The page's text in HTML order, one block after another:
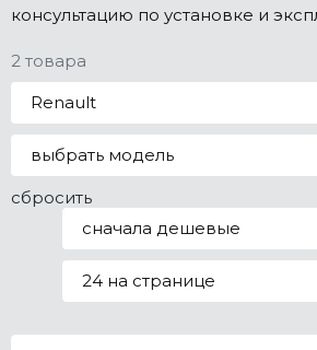
консультацию по установке и
2 товара
Renault
выбрать модель
сбросить
сначала дешевые
24 на странице